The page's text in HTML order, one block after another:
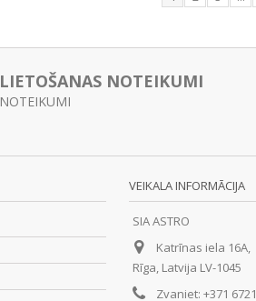
LIETOŠANAS NOTEIKUMI
NOTEIKUMI
VEIKALA INFORMĀCIJA
SIA ASTRO
Katrīnas iela 16A,
Rīga, Latvija LV-1045
Zvaniet: +371